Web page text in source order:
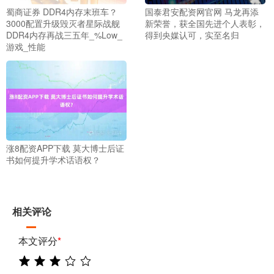
蜀商证券 DDR4内存末班车？
3000配置升级毁灭者星际战舰
DDR4内存再战三五年_%Low_
游戏_性能
国泰君安配资网官网 马龙再添
新荣誉，获全国先进个人表彰，
得到央媒认可，实至名归
涨8配资APP下载 莫大博士后证
书如何提升学术话语权？
相关评论
本文评分*